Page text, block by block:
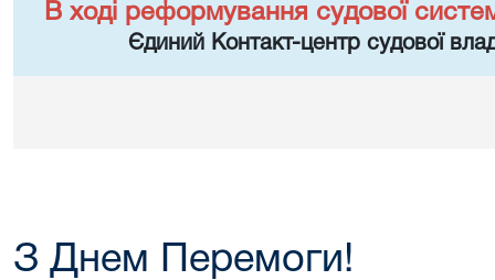
В ході реформування судової
Єдиний Контакт-центр судової
З Днем Перемоги!